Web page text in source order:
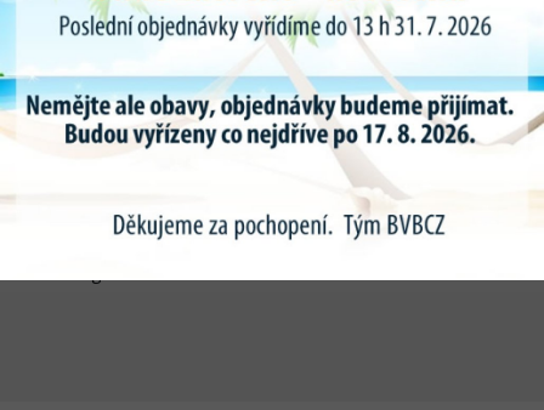
Vhodné pro modely:
TESLA MODEL S
TESLA MODEL Y
TESLA MODEL 3
Technické údaje:
průměr trnu 25mm